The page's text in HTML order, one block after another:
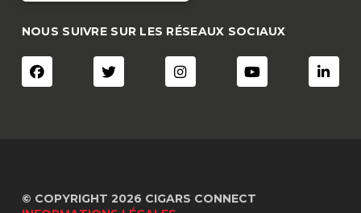
NOUS SUIVRE SUR LES RÉSEAUX SOCIAUX
© COPYRIGHT 2026 CIGARS CONNECT